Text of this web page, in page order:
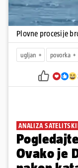
Plovne procesije
ugljan povorka
ANALIZA
Ovako je